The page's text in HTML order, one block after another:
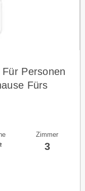
Personen
Fürs
Zimmer
3